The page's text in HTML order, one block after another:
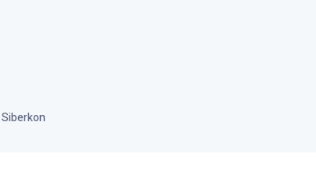
Siberkon